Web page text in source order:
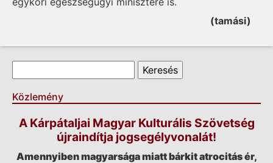
(tamási)
Keresés űrlap
Keresés
Közlemény
A Kárpátaljai Magyar Kulturális Szövetség
újraindítja jogsegélyvonalát!
Amennyiben magyarsága miatt bárkit atrocitás ér,